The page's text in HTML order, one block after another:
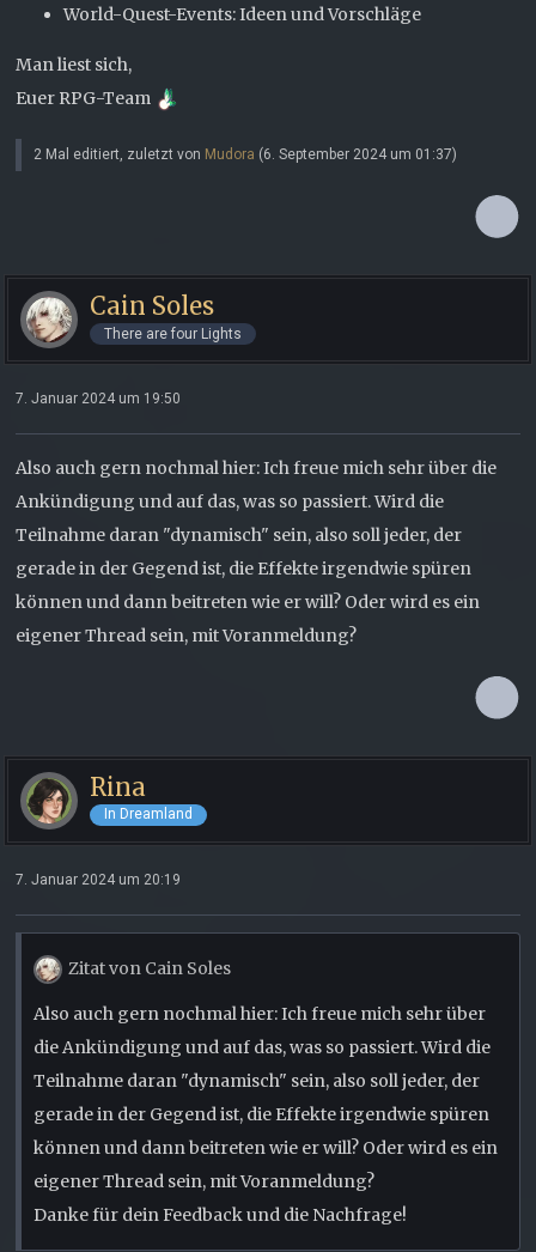
World-Quest-Events: Ideen und Vorschläge
Man liest sich,
Euer RPG-Team
2 Mal editiert, zuletzt von Mudora (6. September 2024 um 01:37)
Cain Soles
There are four Lights
7. Januar 2024 um 19:50
Also auch gern nochmal hier: Ich freue mich sehr über die
Ankündigung und auf das, was so passiert. Wird die
Teilnahme daran "dynamisch" sein, also soll jeder, der
gerade in der Gegend ist, die Effekte irgendwie spüren
können und dann beitreten wie er will? Oder wird es ein
eigener Thread sein, mit Voranmeldung?
Rina
In Dreamland
7. Januar 2024 um 20:19
Zitat von Cain Soles
Also auch gern nochmal hier: Ich freue mich sehr über
die Ankündigung und auf das, was so passiert. Wird die
Teilnahme daran "dynamisch" sein, also soll jeder, der
gerade in der Gegend ist, die Effekte irgendwie spüren
können und dann beitreten wie er will? Oder wird es ein
eigener Thread sein, mit Voranmeldung?
Danke für dein Feedback und die Nachfrage!